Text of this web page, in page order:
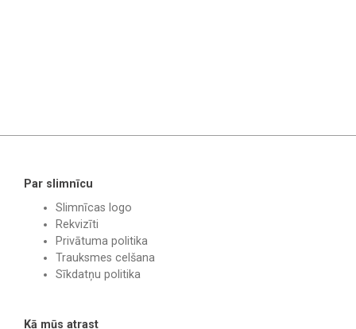
Par slimnīcu
Slimnīcas logo
Rekvizīti
Privātuma politika
Trauksmes celšana
Sīkdatņu politika
Kā mūs atrast